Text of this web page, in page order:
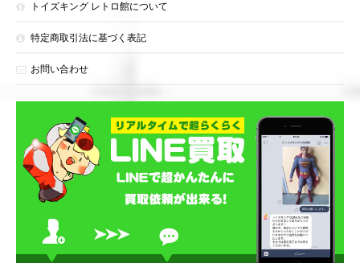
トイズキング レトロ館について
特定商取引法に基づく表記
お問い合わせ